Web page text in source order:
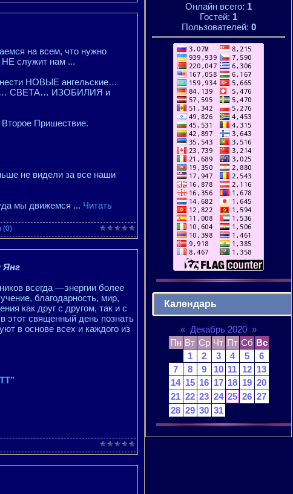
на всем, что нужно
НЕ служит нам ...
НОВЫЕ ангельские…
СВЕТА… ИЗОБИЛИЯ и
Пришествие.
не видели за все наши
мы движемся ... Читать
(0)
Янг
всегда —энергии более
благодарность, мир,
как друг с другом, так и с
священный день познать
в основе всех и каждого из
Онлайн всего: 1
Гостей: 1
Пользователей: 0
Календарь
« Декабрь 2020 »
Пн Вт Ср Чт Пт Сб Вс
1
2 3 4 5
6
7
8 9 10 11 12 13
14 15 16 17 18 19 20
21 22 23 24 25 26 27
28 29 30 31